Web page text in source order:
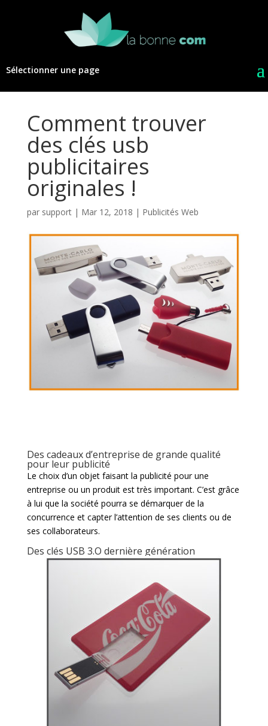
Sélectionner une page
Comment trouver
des clés usb
publicitaires
originales !
par support| Mar 12, 2018 | Publicités Web
Des cadeaux d’entreprise de grande qualité
pour leur publicité
Le choix d’un objet faisant la publicité pour une
entreprise ou un produit est très important. C’est grâce
à lui que la société pourra se démarquer de la
concurrence et capter l’attention de ses clients ou de
ses collaborateurs.
Des clés USB 3.O dernière génération